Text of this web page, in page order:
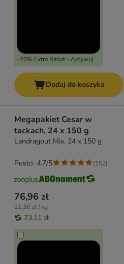
-20% Extra Rabat - Aktywuj
Dodaj do koszyka
Megapakiet Cesar w
tackach, 24 x 150 g
Landragout Mix, 24 x 150 g
76,96 zł
21,36 zł / kg
73,11 zł
Pusto: 4.7/5 (152)